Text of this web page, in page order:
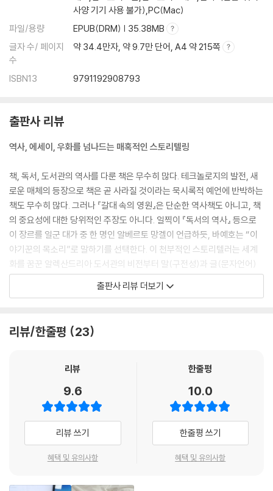
사양 기기 사용 불가),PC(Mac)
파일/용량
EPUB(DRM) | 35.38MB
글자 수/ 페이지
수
약 34.4만자, 약 9.7만 단어, A4 약 215쪽
ISBN13 9791192908793
출판사 리뷰
역사, 에세이, 우화를 넘나드는 매혹적인 스토리텔링
책, 독서, 도서관의 역사를 다룬 책은 무수히 많다. 테크놀로지의 발전, 새
로운 매체의 등장으로 책은 곧 사라질 것이라는 묵시록적 예언에 반박하는
책도 무수히 많다. 그러나 『갈대 속의 영원』은 단순한 역사책도 아니고, 책
의 중요성에 대한 당위적인 주장도 아니다. 일찍이 『독서의 역사』 등으로
이 장르를 일군 대가 중 한 명인 알베르토 망겔이 언급하듯, 바예호는 “이
야기꾼의 목소리”로 말하기를 선택한다. 이 천부적인 스토리텔러는 세계
화를 꿈꾼 알렉산드리아 도서관의 비전부터 말(구전성)과 글(문자언어)
의 싸움, 번역의 탄생, 복제와 상업화를 통해 평범한 사람들에게 이루어진
책의 전파까지 무수한 에피소드를 넘나들며 잘 알려진 역사의 새로운 판본
정권 아래에서 『돈키호테』로 시작하지만 두 번째 장부터는 『자본론』이 접
간직해온 책과 나눈 이야기로 이끈다.
연구자일 뿐 아니라 ‘호메로스와 베르길리우스를 연상시킨다’는 평을 받은
독특한 소설들을 발표하고 유수의 예술가들과 협업해 그림책을 펴내고 있
는 픽션 작가이기도 한 이레네 바예호는 책을 다룬 논픽션인 『갈대 속의 영
원』에서도 ‘이야기’를 펼쳐내는 유려한 재능을 발휘한다. 가장 값진 것을
보관하는 상자에 호메로스의 『일리아스』를 담은 알렉산드로스 대왕, 뒤통
수레에 책을 싣고 시장과 객줏집에 자리를 잡은 이동서점 상인들, 사서들
출판사 리뷰 더보기
리뷰/한줄평 23
리뷰
9.6
리뷰 쓰기
혜택 및 유의사항
한줄평
10.0
한줄평 쓰기
혜택 및 유의사항